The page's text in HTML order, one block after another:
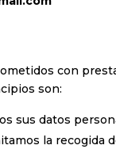
con
son:
sus datos
la recogida